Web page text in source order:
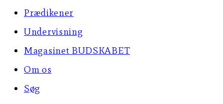
Prædikener
Undervisning
Magasinet BUDSKABET
Om os
Søg